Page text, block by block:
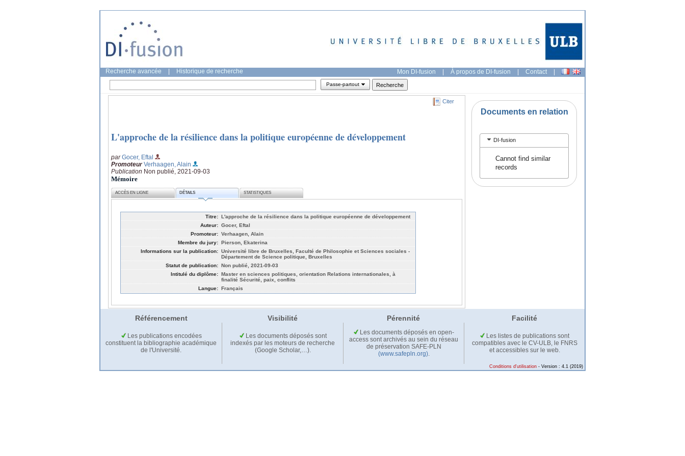
Recherche avancée Historique de recherche Mon DI-fusion | À propos de DI-fusion | Contact |
Passe-partout
Citer
L'approche de la résilience dans la politique européenne de développement
parGocer, Eftal
Promoteur Verhaagen, Alain
Publication Non publié, 2021-09-03
Mémoire
ACCÈS EN LIGNE DÉTAILS STATISTIQUES
Titre: L'approche de la résilience dans la politique européenne de développement
Auteur: Gocer, Eftal
Promoteur: Verhaagen, Alain
Membre du jury: Pierson, Ekaterina
Informations sur la publication: Université libre de Bruxelles, Faculté de Philosophie et Sciences sociales -
Département de Science politique, Bruxelles
Statut de publication: Non publié, 2021-09-03
Intitulé du diplôme: Master en sciences politiques, orientation Relations internationales, à
finalité Sécurité, paix, conflits
Langue: Français
Documents en relation
DI-fusion
Cannot find similar
records
Référencement Visibilité Pérennité Facilité
Les publications encodées
constituent la bibliographie académique
de l'Université.
Les documents déposés sont
indexés par les moteurs de recherche
(Google Scholar,…).
Les documents déposés en open-
access sont archivés au sein du réseau
de préservation SAFE-PLN
(www.safepln.org).
Les listes de publications sont
compatibles avec le CV-ULB, le FNRS
et accessibles sur le web.
Conditions d'utilisation - Version : 4.1 (2019)